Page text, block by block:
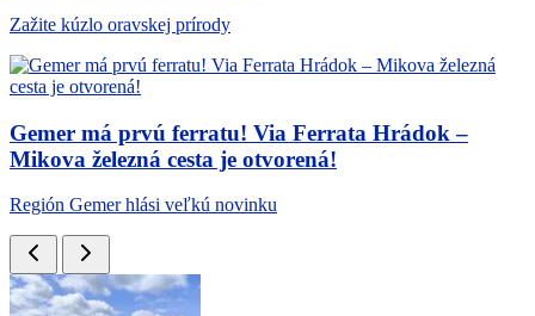
Zažite kúzlo oravskej prírody
Gemer má prvú ferratu! Via Ferrata Hrádok –
Mikova železná cesta je otvorená!
Región Gemer hlási veľkú novinku